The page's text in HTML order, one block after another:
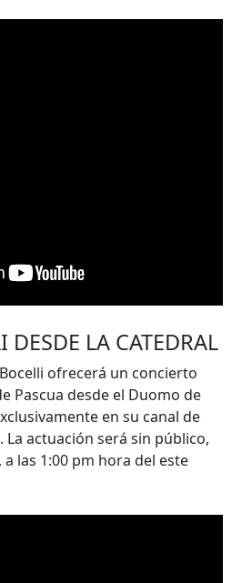
DESDE LA CATEDRAL
ofrecerá un concierto
Pascua desde el Duomo de
en su canal de
La actuación será sin público,
las 1:00 pm hora del este